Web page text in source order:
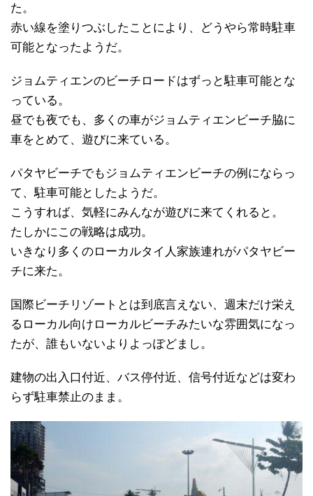
た。
赤い線を塗りつぶしたことにより、どうやら常時駐車
可能となったようだ。
ジョムティエンのビーチロードはずっと駐車可能とな
っている。
昼でも夜でも、多くの車がジョムティエンビーチ脇に
車をとめて、遊びに来ている。
パタヤビーチでもジョムティエンビーチの例にならっ
て、駐車可能としたようだ。
こうすれば、気軽にみんなが遊びに来てくれると。
たしかにこの戦略は成功。
いきなり多くのローカルタイ人家族連れがパタヤビー
チに来た。
国際ビーチリゾートとは到底言えない、週末だけ栄え
るローカル向けローカルビーチみたいな雰囲気になっ
たが、誰もいないよりよっぽどまし。
建物の出入口付近、バス停付近、信号付近などは変わ
らず駐車禁止のまま。